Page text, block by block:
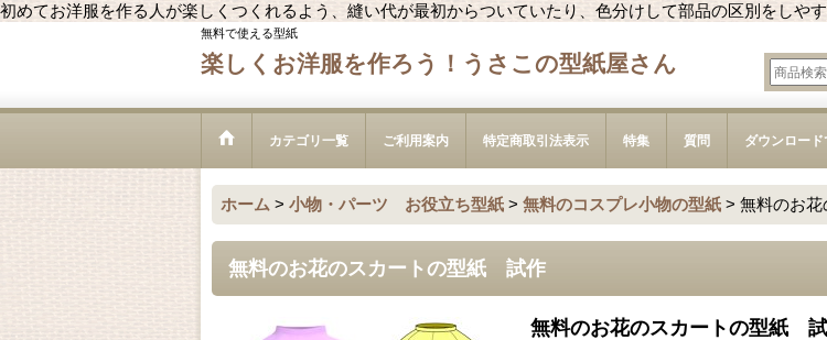
初めてお洋服を作る人が楽しくつくれるよう、縫い代が最初からついていたり、色分けして部品の区別をしや
無料で使える型紙
楽しくお洋服を作ろう！うさこの型紙屋さん
カテゴリ一覧 ご利用案内 特定商取引法表示 特集 質問 ダウンロー
ホーム > 小物・パーツ お役立ち型紙 > 無料のコスプレ小物の型紙 > 無料のお
無料のお花のスカートの型紙 試作
無料のお花のスカートの型紙